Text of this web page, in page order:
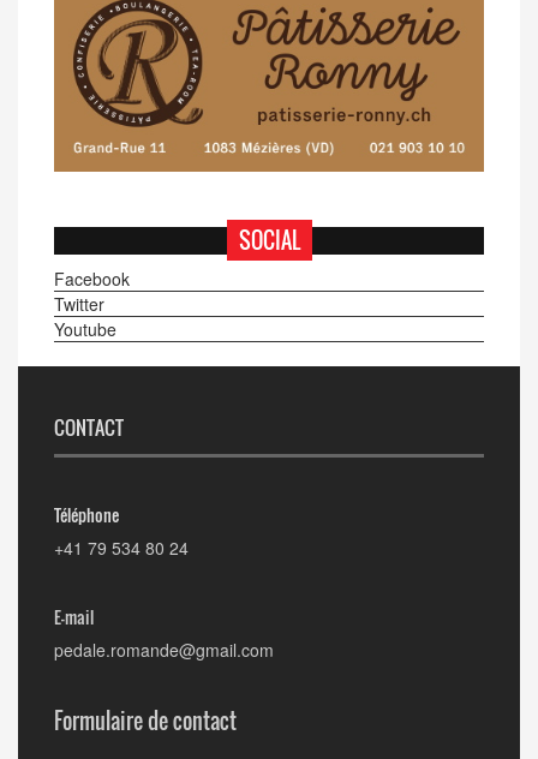
SOCIAL
Facebook
Twitter
Youtube
CONTACT
Téléphone
+41 79 534 80 24
E-mail
pedale.romande@gmail.com
Formulaire de contact